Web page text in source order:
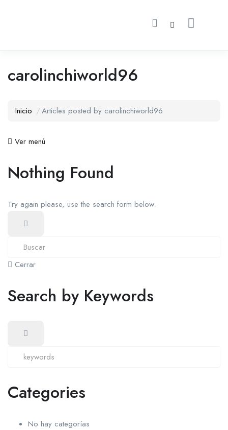
carolinchiworld96
Inicio Articles posted by carolinchiworld96
Ver menú
Nothing Found
Try again please, use the search form below.
Cerrar
Search by Keywords
Categories
No hay categorías